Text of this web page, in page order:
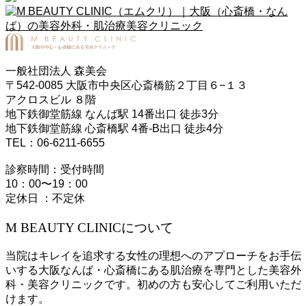
一般社団法人 森美会
〒542-0085 大阪市中央区心斎橋筋２丁目６−１３
アクロスビル ８階
地下鉄御堂筋線 なんば駅 14番出口 徒歩3分
地下鉄御堂筋線 心斎橋駅 4番-B出口 徒歩4分
TEL：06-6211-6655
診察時間：受付時間
10：00〜19：00
定休日 ：不定休
M BEAUTY CLINICについて
当院はキレイを追求する女性の理想へのアプローチをお手伝
いする大阪なんば・心斎橋にある肌治療を専門とした美容外
科・美容クリニックです。初めの方も安心してご利用いただ
けます。